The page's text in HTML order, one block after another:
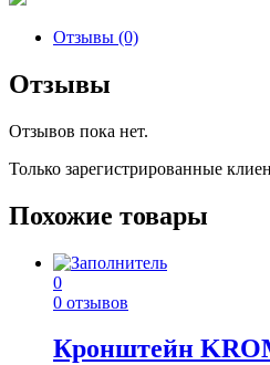
Отзывы (0)
Отзывы
Отзывов пока нет.
Только зарегистрированные
Похожие товары
0
0 отзывов
Кронштейн